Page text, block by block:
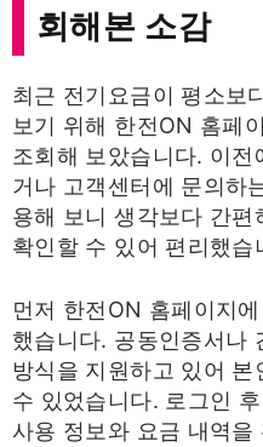
회해본 소감
최근 전기요금이 평소보
보기 위해 한전ON 홈페
조회해 보았습니다. 이
거나 고객센터에 문의하
용해 보니 생각보다 간
확인할 수 있어 편리했습
먼저 한전ON 홈페이지
했습니다. 공동인증서나
방식을 지원하고 있어
수 있었습니다. 로그인
사용 정보와 요금 내역